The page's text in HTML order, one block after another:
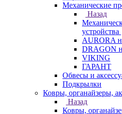
Механические
Назад
устройства
AURORA
DRAGON
VIKING
ГАРАНТ
Обвесы и
Подкрылки
Ковры, органайзеры,
Назад
Ковры,